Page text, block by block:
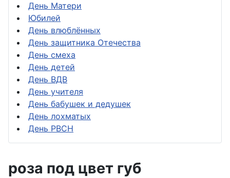
День Матери
Юбилей
День влюблённых
День защитника Отечества
День смеха
День детей
День ВДВ
День учителя
День бабушек и дедушек
День лохматых
День РВСН
роза под цвет губ